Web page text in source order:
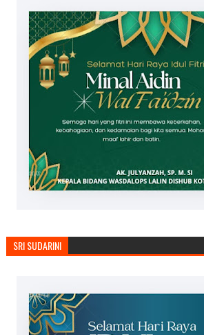
SRI SUDARINI